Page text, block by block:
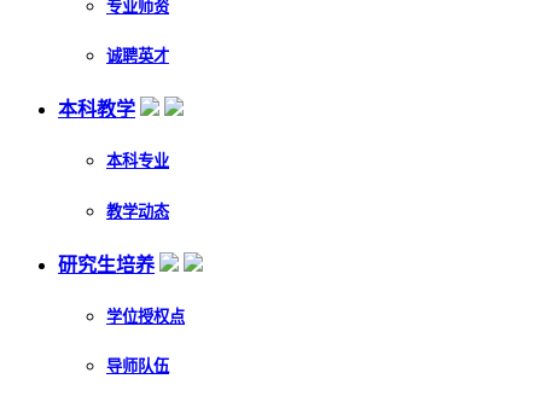
专业师资
诚聘英才
本科教学
本科专业
教学动态
研究生培养
学位授权点
导师队伍